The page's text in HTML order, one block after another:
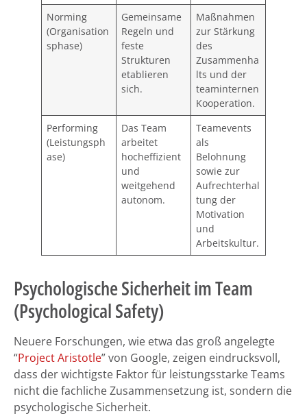
Norming
(Organisation
sphase)
Gemeinsame
Regeln und
feste
Strukturen
etablieren
sich.
Maßnahmen
zur Stärkung
des
Zusammenha
lts und der
teaminternen
Kooperation.
Performing
(Leistungsph
ase)
Das Team
arbeitet
hocheffizient
und
weitgehend
autonom.
Teamevents
als
Belohnung
sowie zur
Aufrechterhal
tung der
Motivation
und
Arbeitskultur.
Psychologische Sicherheit im Team
(Psychological Safety)
Neuere Forschungen, wie etwa das groß angelegte
“Project Aristotle” von Google, zeigen eindrucksvoll,
dass der wichtigste Faktor für leistungsstarke Teams
nicht die fachliche Zusammensetzung ist, sondern die
psychologische Sicherheit.